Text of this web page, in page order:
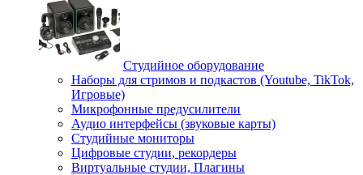
Студийное оборудование
Наборы для стримов и подкастов (Youtube, TikTok,
Игровые)
Микрофонные предусилители
Аудио интерфейсы (звуковые карты)
Студийные мониторы
Цифровые студии, рекордеры
Виртуальные студии, Плагины